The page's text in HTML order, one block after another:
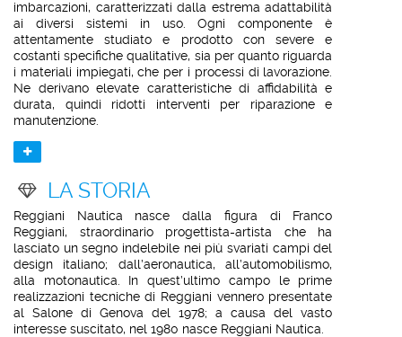
imbarcazioni, caratterizzati dalla estrema adattabilità
ai diversi sistemi in uso. Ogni componente è
attentamente studiato e prodotto con severe e
costanti specifiche qualitative, sia per quanto riguarda
i materiali impiegati, che per i processi di lavorazione.
Ne derivano elevate caratteristiche di affidabilità e
durata, quindi ridotti interventi per riparazione e
manutenzione.
LA STORIA
Reggiani Nautica nasce dalla figura di Franco
Reggiani, straordinario progettista-artista che ha
lasciato un segno indelebile nei più svariati campi del
design italiano; dall’aeronautica, all’automobilismo,
alla motonautica. In quest’ultimo campo le prime
realizzazioni tecniche di Reggiani vennero presentate
al Salone di Genova del 1978; a causa del vasto
interesse suscitato, nel 1980 nasce Reggiani Nautica.